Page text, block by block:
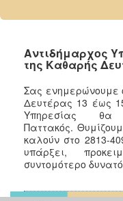
2024
2022
2021
2020
2019
2018
2017
2016
Αντιδήμαρχος
της Καθαρής
Σας ενημερώνουμε
Δευτέρας 13 έως
Υπηρεσίας
Παττακός.
καλούν στο 2813-
υπάρξει,
συντομότερο